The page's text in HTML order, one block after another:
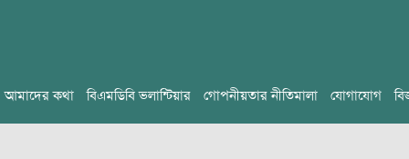
আমাদের কথা বিএমডিবি ভলান্টিয়ার গোপনীয়তার নীতিমালা যোগাযোগ